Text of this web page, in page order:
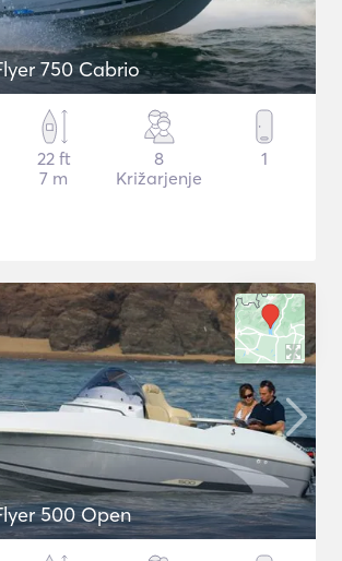
750 Cabrio
22 ft
7 m
8
Križarjenje
1
500 Open